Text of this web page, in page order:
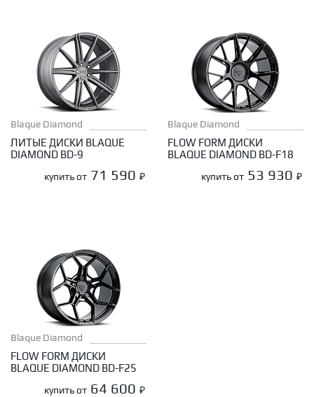
Blaque Diamond
ЛИТЫЕ ДИСКИ BLAQUE
DIAMOND BD-9
купить от 71 590 ₽
Blaque Diamond
FLOW FORM ДИСКИ
BLAQUE DIAMOND BD-F18
купить от 53 930 ₽
Blaque Diamond
FLOW FORM ДИСКИ
BLAQUE DIAMOND BD-F25
купить от 64 600 ₽